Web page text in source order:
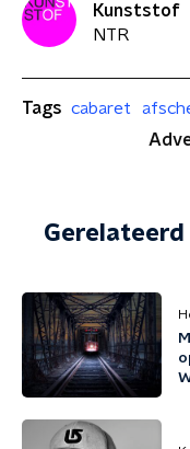
Kunststof
NTR
Tags cabaret
Gerelateerd